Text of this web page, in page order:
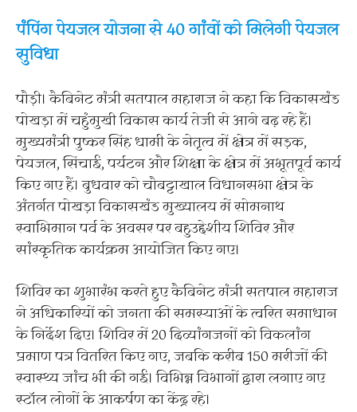
पंपिंग पेयजल योजना से 40 गांवों को मिलेगी पेयजल
सुविधा
पौड़ी। कैबिनेट मंत्री सतपाल महाराज ने कहा कि विकासखंड
पोखड़ा में चहुंमुखी विकास कार्य तेजी से आगे बढ़ रहे हैं।
मुख्यमंत्री पुष्कर सिंह धामी के नेतृत्व में क्षेत्र में सड़क,
पेयजल, सिंचाई, पर्यटन और शिक्षा के क्षेत्र में अभूतपूर्व कार्य
किए गए हैं। बुधवार को चौबट्टाखाल विधानसभा क्षेत्र के
अंतर्गत पोखड़ा विकासखंड मुख्यालय में सोमनाथ
स्वाभिमान पर्व के अवसर पर बहुउद्देशीय शिविर और
सांस्कृतिक कार्यक्रम आयोजित किए गए।
शिविर का शुभारंभ करते हुए कैबिनेट मंत्री सतपाल महाराज
ने अधिकारियों को जनता की समस्याओं के त्वरित समाधान
के निर्देश दिए। शिविर में 20 दिव्यांगजनों को विकलांग
प्रमाण पत्र वितरित किए गए, जबकि करीब 150 मरीजों की
स्वास्थ्य जांच भी की गई। विभिन्न विभागों द्वारा लगाए गए
स्टॉल लोगों के आकर्षण का केंद्र रहे।